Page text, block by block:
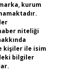
kurum
niteliği
kişiler ile isim
bilgiler